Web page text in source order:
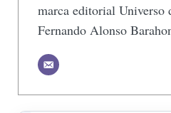
marca editorial Universo
Fernando Alonso